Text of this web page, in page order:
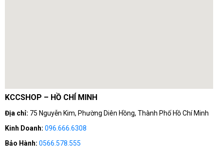
KCCSHOP – HỒ CHÍ MINH
Địa chỉ: 75 Nguyễn Kim, Phường Diên Hồng, Thành Phố Hồ Chí Minh
Kinh Doanh: 096.666.6308
Bảo Hành: 0566.578.555